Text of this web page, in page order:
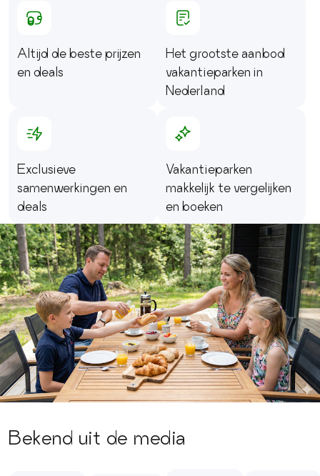
Altijd de beste prijzen
en deals
Het grootste aanbod
vakantieparken in
Nederland
Exclusieve
samenwerkingen en
deals
Vakantieparken
makkelijk te vergelijken
en boeken
Bekend uit de media